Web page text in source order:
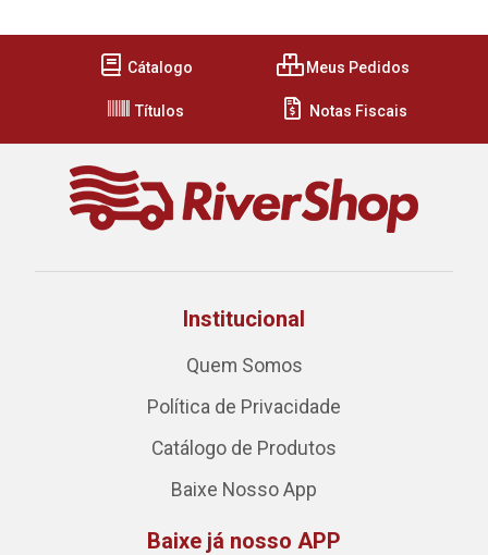
Cátalogo Meus Pedidos
Títulos Notas Fiscais
Institucional
Quem Somos
Política de Privacidade
Catálogo de Produtos
Baixe Nosso App
Baixe já nosso APP